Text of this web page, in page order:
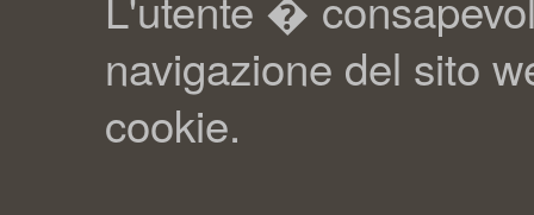
navigazione del sito
cookie.